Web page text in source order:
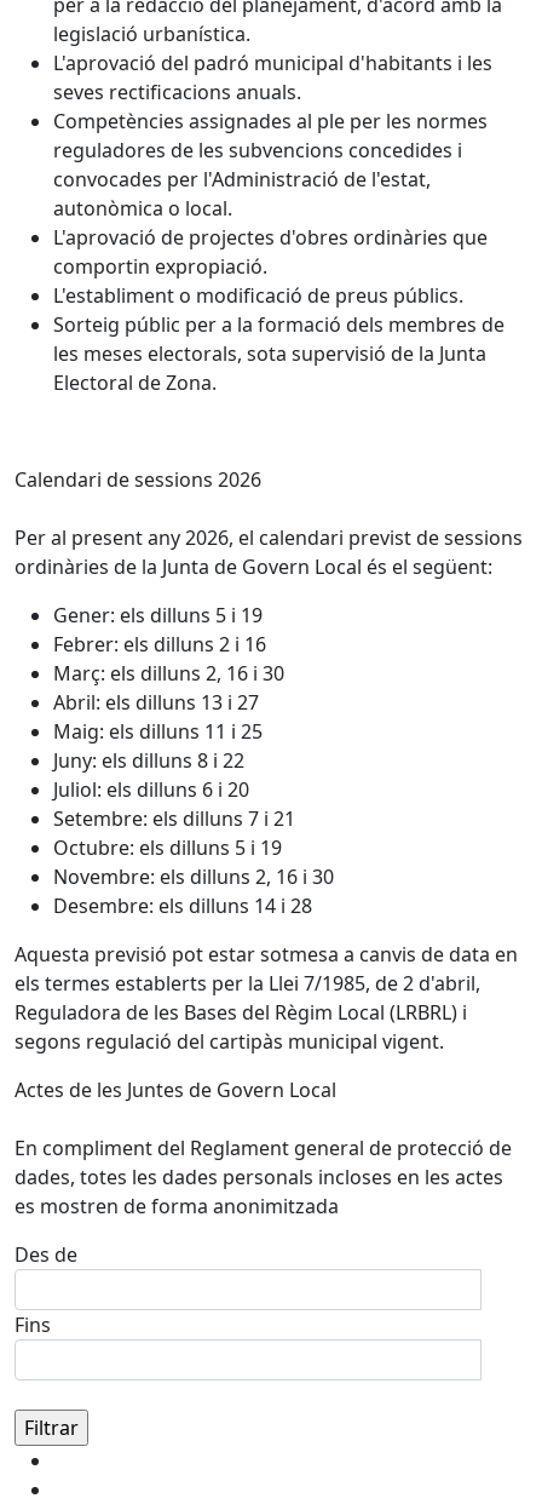
legislació urbanística.
L'aprovació del padró municipal d'habitants i les
seves rectificacions anuals.
Competències assignades al ple per les normes
reguladores de les subvencions concedides i
convocades per l'Administració de l'estat,
autonòmica o local.
L'aprovació de projectes d'obres ordinàries que
comportin expropiació.
L'establiment o modificació de preus públics.
Sorteig públic per a la formació dels membres de
les meses electorals, sota supervisió de la Junta
Electoral de Zona.
Calendari de sessions 2026
Per al present any 2026, el calendari previst de sessions
ordinàries de la Junta de Govern Local és el següent:
Gener: els dilluns 5 i 19
Febrer: els dilluns 2 i 16
Març: els dilluns 2, 16 i 30
Abril: els dilluns 13 i 27
Maig: els dilluns 11 i 25
Juny: els dilluns 8 i 22
Juliol: els dilluns 6 i 20
Setembre: els dilluns 7 i 21
Octubre: els dilluns 5 i 19
Novembre: els dilluns 2, 16 i 30
Desembre: els dilluns 14 i 28
Aquesta previsió pot estar sotmesa a canvis de data en
els termes establerts per la Llei 7/1985, de 2 d'abril,
Reguladora de les Bases del Règim Local (LRBRL) i
segons regulació del cartipàs municipal vigent.
Actes de les Juntes de Govern Local
En compliment del Reglament general de protecció de
dades, totes les dades personals incloses en les actes
es mostren de forma anonimitzada
Des de
Fins